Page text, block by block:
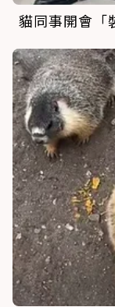
貓同事開會「